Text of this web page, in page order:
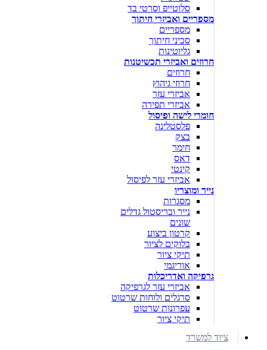
סלוטייפ וסרטי בד
מספריים ואביזרי חיתוך
מספריים
סכיני חיתוך
גליוטינות
חרוזים ואביזרי תכשיטנות
חרוזים
חרוזי גיהוץ
אביזרי עזר
אביזרי תפירה
חומרי לישה ופיסול
פלסטלינה
בצק
חימר
דאס
קינטי
אביזרי עזר לפיסול
נייר ומוצריו
מסגרות
נייר ובריסטול גדלים
שונים
קרטון ביצוע
בלוקים לציור
תיקי ציור
אוריגמי
גרפיקה ואדריכלות
אביזרי עזר לגרפיקה
סרגלים ולוחות שרטוט
עפרונות שרטוט
תיקי ציור
ציוד למשרד